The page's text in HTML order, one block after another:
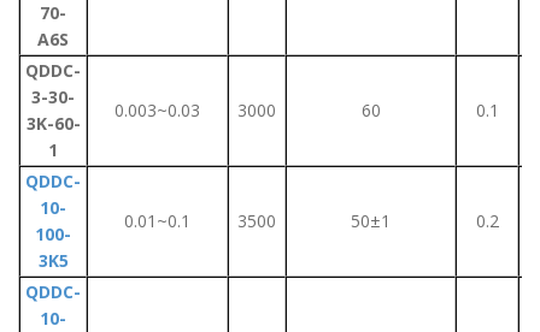
70-
A6S
QDDC-
3-30-
3K-60-
1
0.003~0.03 3000 60 0.1
QDDC-
10-
100-
3K5
0.01~0.1 3500 50±1 0.2
QDDC-
10-